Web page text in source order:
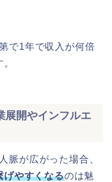
で1年で収入が何倍
展開やインフルエ
脈が広がった場合、
げやすくなるのは魅